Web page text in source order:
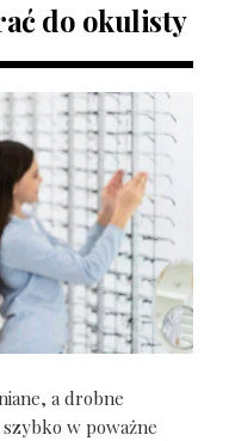
do okulisty
a drobne
w poważne